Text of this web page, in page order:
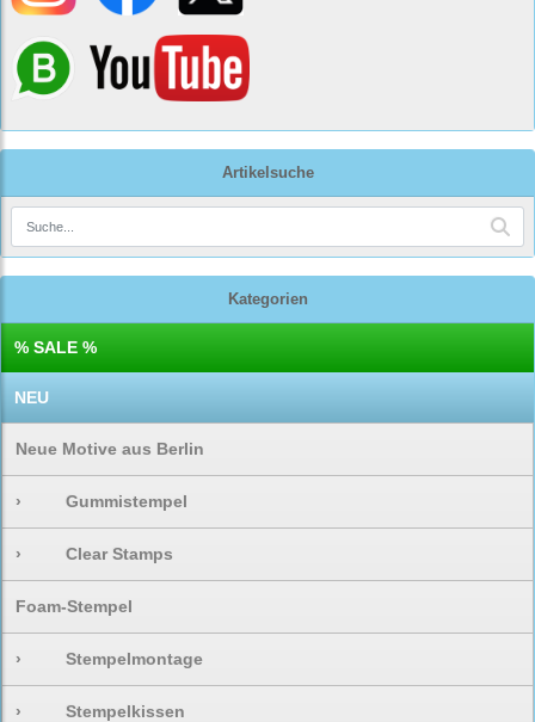
Artikelsuche
Kategorien
% SALE %
NEU
Neue Motive aus Berlin
› Gummistempel
› Clear Stamps
Foam-Stempel
› Stempelmontage
› Stempelkissen